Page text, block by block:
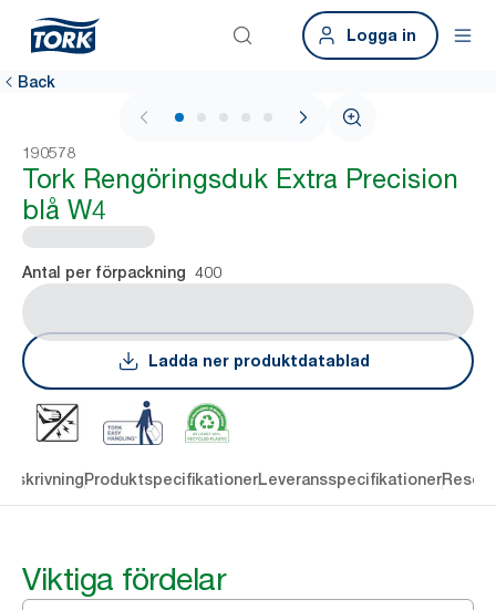
Logga in
Back
1 / 5
190578
Tork Rengöringsduk Extra Precision
blå W4
Antal per förpackning 400
Ladda ner produktdatablad
ProduktspecifikationerLeveransspecifikationer
Viktiga fördelar